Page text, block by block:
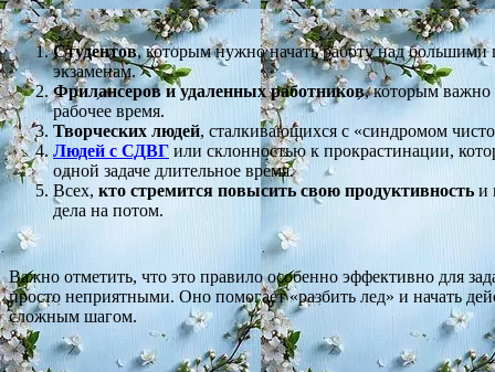
Студентов, которым нужно начать работу над большими
экзаменам.
Фрилансеров и удаленных работников, которым важно
рабочее время.
Творческих людей, сталкивающихся с «синдромом
Людей с СДВГ или склонностью к прокрастинации,
одной задаче длительное время.
Всех, кто стремится повысить свою продуктивность и
дела на потом.
Важно отметить, что это правило особенно эффективно для
просто неприятными. Оно помогает «разбить лед» и начать
сложным шагом.